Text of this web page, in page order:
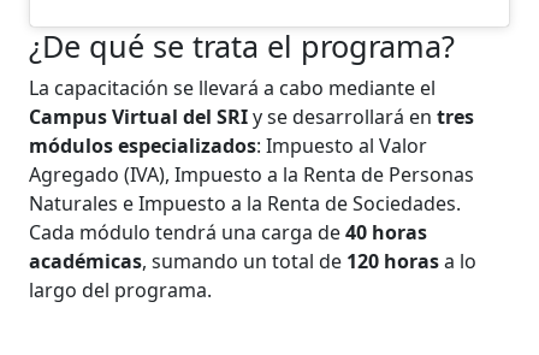
¿De qué se trata el programa?
La capacitación se llevará a cabo mediante el
Campus Virtual del SRIy se desarrollará entres
módulos especializados: Impuesto al Valor
Agregado (IVA), Impuesto a la Renta de Personas
Naturales e Impuesto a la Renta de Sociedades.
Cada módulo tendrá una carga de40 horas
académicas, sumando un total de 120 horasa lo
largo del programa.